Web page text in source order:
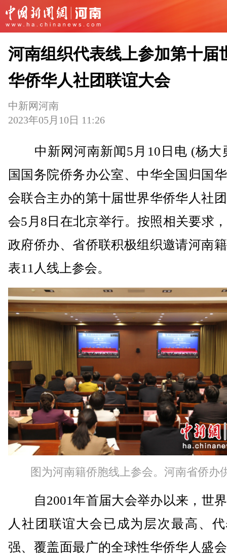
河南组织代表线上参加第十届
华侨华人社团联谊大会
中新网河南
2023年05月10日 11:26
中新网河南新闻5月10日电 (杨大
国国务院侨务办公室、中华全国归国
会联合主办的第十届世界华侨华人社
会5月8日在北京举行。按照相关要求
政府侨办、省侨联积极组织邀请河南
表11人线上参会。
图为河南籍侨胞线上参会。河南省侨办
自2001年首届大会举办以来，世
人社团联谊大会已成为层次最高、
强、覆盖面最广的全球性华侨华人盛